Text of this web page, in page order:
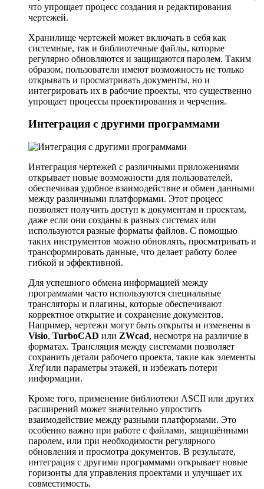
что упрощает процесс создания и редактирования
чертежей.
Хранилище чертежей может включать в себя как
системные, так и библиотечные файлы, которые
регулярно обновляются и защищаются паролем. Таким
образом, пользователи имеют возможность не только
открывать и просматривать документы, но и
интегрировать их в рабочие проекты, что существенно
упрощает процессы проектирования и черчения.
Интеграция с другими программами
Интеграция чертежей с различными приложениями
открывает новые возможности для пользователей,
обеспечивая удобное взаимодействие и обмен данными
между различными платформами. Этот процесс
позволяет получить доступ к документам и проектам,
даже если они созданы в разных системах или
используются разные форматы файлов. С помощью
таких инструментов можно обновлять, просматривать и
трансформировать данные, что делает работу более
гибкой и эффективной.
Для успешного обмена информацией между
программами часто используются специальные
трансляторы и плагины, которые обеспечивают
корректное открытие и сохранение документов.
Например, чертежи могут быть открыты и изменены в
Visio, TurboCAD или ZWcad, несмотря на различие в
форматах. Трансляция между системами позволяет
сохранить детали рабочего проекта, такие как элементы
Xrefили параметры этажей, и избежать потери
информации.
Кроме того, применение библиотеки ASCII или других
расширений может значительно упростить
взаимодействие между разными платформами. Это
особенно важно при работе с файлами, защищёнными
паролем, или при необходимости регулярного
обновления и просмотра документов. В результате,
интеграция с другими программами открывает новые
горизонты для управления проектами и улучшает их
совместимость.